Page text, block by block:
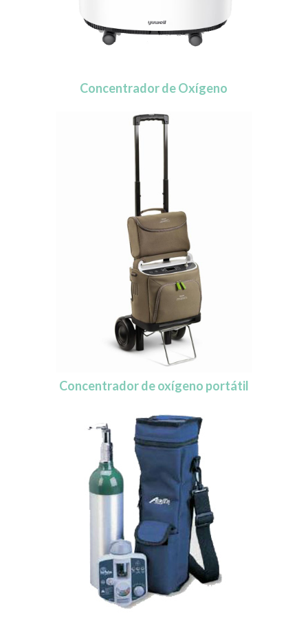
Concentrador de Oxígeno
Concentrador de oxígeno portátil